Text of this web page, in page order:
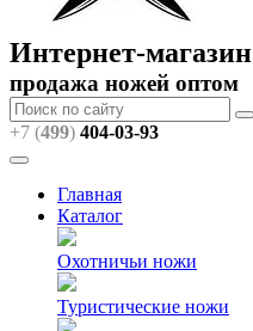
Интернет-магазин
продажа ножей оптом
+7 (499) 404-03-93
Главная
Каталог
Охотничьи ножи
Туристические ножи